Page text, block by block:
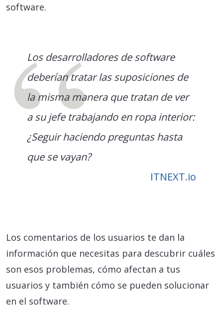
software.
Los desarrolladores de software
deberían tratar las suposiciones de
la misma manera que tratan de ver
a su jefe trabajando en ropa interior:
¿Seguir haciendo preguntas hasta
que se vayan?
ITNEXT.io
Los comentarios de los usuarios te dan la
información que necesitas para descubrir cuáles
son esos problemas, cómo afectan a tus
usuarios y también cómo se pueden solucionar
en el software.